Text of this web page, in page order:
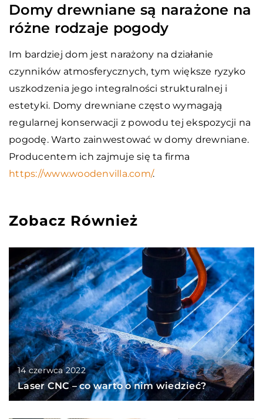
Domy drewniane są narażone na
różne rodzaje pogody
Im bardziej dom jest narażony na działanie
czynników atmosferycznych, tym większe ryzyko
uszkodzenia jego integralności strukturalnej i
estetyki. Domy drewniane często wymagają
regularnej konserwacji z powodu tej ekspozycji na
pogodę. Warto zainwestować w domy drewniane.
Producentem ich zajmuje się ta firma
https://www.woodenvilla.com/.
Zobacz Również
14 czerwca 2022
Laser CNC – co warto o nim wiedzieć?